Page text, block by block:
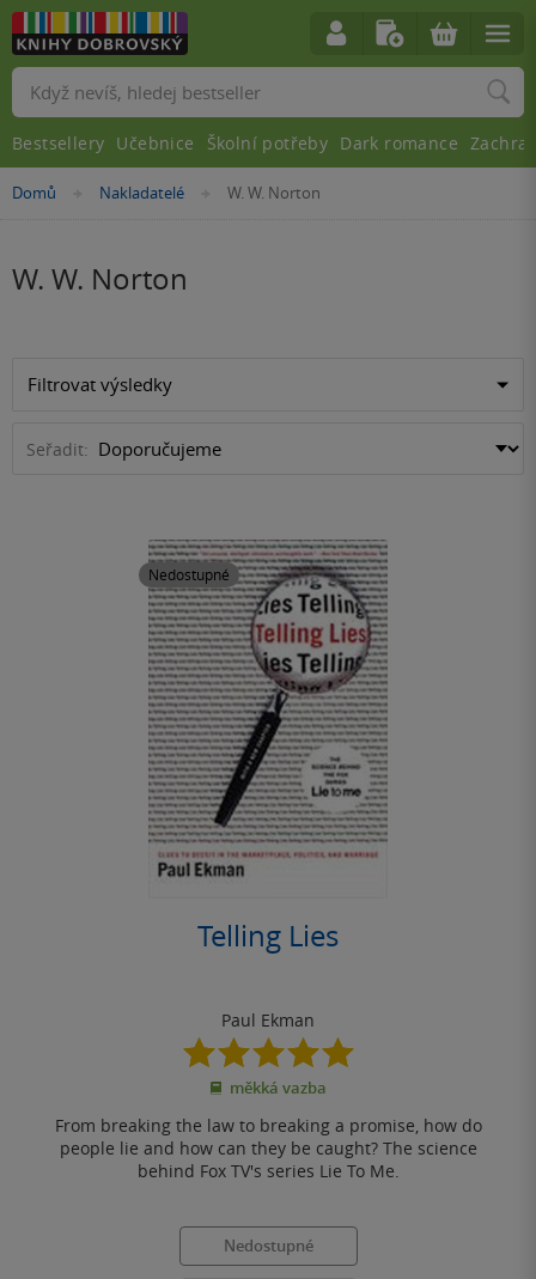
Nacházíte
Domů »
Nakladatelé »
W. W. Norton
W. W. Norton
Filtrovat výsledky
Seřadit:
Nedostupné
Telling Lies
Paul Ekman
5.0
z
5
měkká vazba
From breaking the law to breaking a promise, how do
people lie and how can they be caught? The science
behind Fox TV's series Lie To Me.
Nedostupné
Vyhledávání
Bestsellery Učebnice Školní potřeby Dark romance